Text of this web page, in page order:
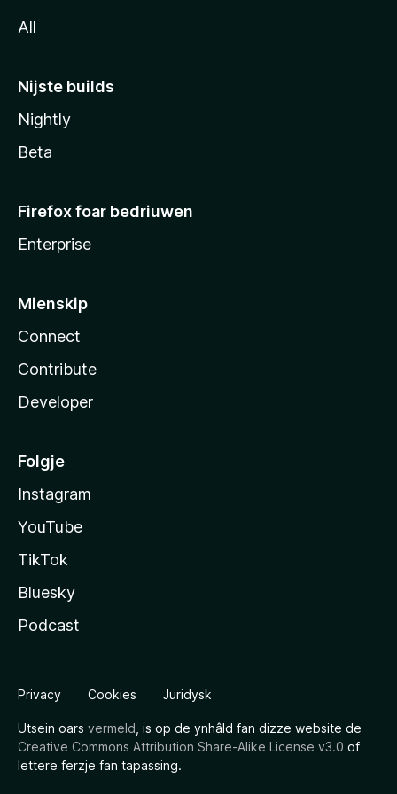
All
Nijste builds
Nightly
Beta
Firefox foar bedriuwen
Enterprise
Mienskip
Connect
Contribute
Developer
Folgje
Instagram
YouTube
TikTok
Bluesky
Podcast
Privacy Cookies Juridysk
Utsein oars vermeld , is op de ynhâld fan dizze website de
Creative Commons Attribution Share-Alike License v3.0 of
lettere ferzje fan tapassing.